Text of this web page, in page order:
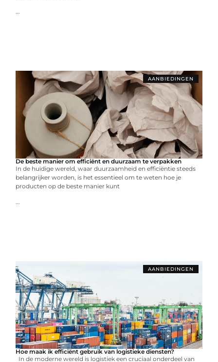
...
AANBIEDINGEN
De beste manier om efficiënt en duurzaam te verpakken
In de huidige wereld, waar duurzaamheid en efficiëntie steeds
belangrijker worden, is het essentieel om te weten hoe je
producten op de beste manier kunt
...
AANBIEDINGEN
Hoe maak ik efficiënt gebruik van logistieke diensten?
In de moderne wereld is logistiek een cruciaal onderdeel van